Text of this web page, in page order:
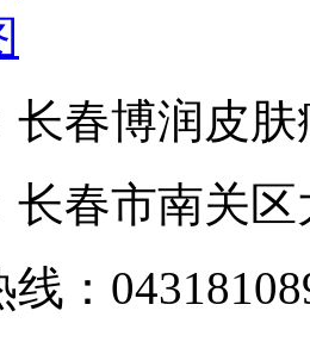
长春博润皮
长春市南关
：